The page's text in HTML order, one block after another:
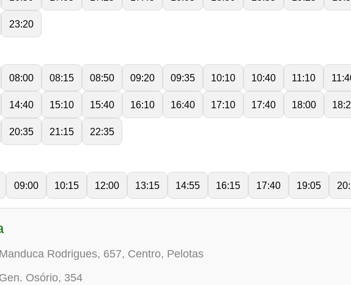
23:20
08:00 08:15 08:50 09:20 09:35 10:10 10:40 11:10
14:40 15:10 15:40 16:10 16:40 17:10 17:40 18:00
20:35 21:15 22:35
09:00 10:15 12:00 13:15 14:55 16:15 17:40 19:05
Rodrigues, 657, Centro, Pelotas
Osório, 354